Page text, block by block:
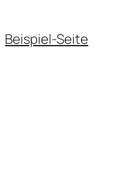
Beispiel-Seite